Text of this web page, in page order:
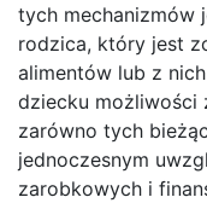
tych mechanizmów
rodzica, który jest
alimentów lub z
dziecku możliwości
zarówno tych
jednoczesnym
zarobkowych i